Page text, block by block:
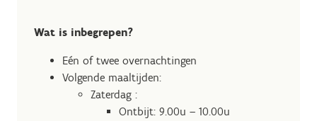
Wat is inbegrepen?
Eén of twee overnachtingen
Volgende maaltijden:
Zaterdag :
Ontbijt: 9.00u – 10.00u